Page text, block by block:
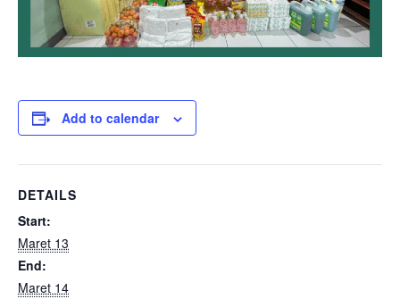
Add to calendar
DETAILS
Start:
Maret 13
End:
Maret 14